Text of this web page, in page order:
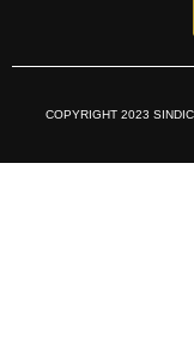
COPYRIGHT 2023